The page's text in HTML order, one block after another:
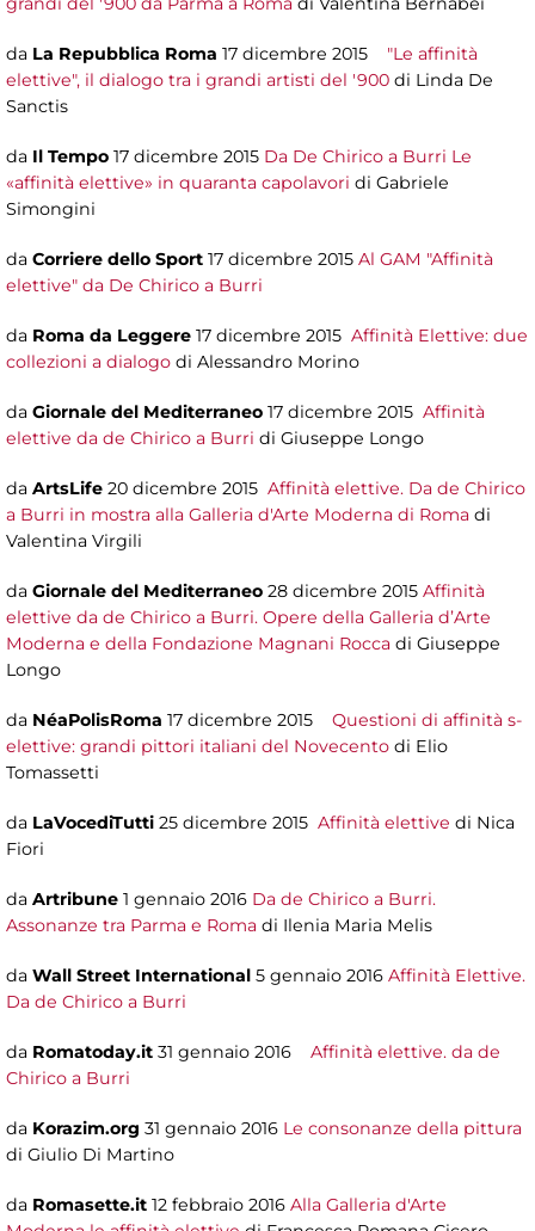
da La Repubblica Roma 17 dicembre 2015
"Le affinità
elettive", il dialogo tra i grandi artisti del '900 di Linda De
Sanctis
da Il Tempo 17 dicembre 2015 Da De Chirico a Burri Le
«affinità elettive» in quaranta capolavori di Gabriele
Simongini
da Corriere dello Sport 17 dicembre 2015 Al GAM "Affinità
elettive" da De Chirico a Burri
da Roma da Leggere 17 dicembre 2015 Affinità Elettive: due
collezioni a dialogo di Alessandro Morino
da Giornale del Mediterraneo 17 dicembre 2015 Affinità
elettive da de Chirico a Burri di Giuseppe Longo
da ArtsLife 20 dicembre 2015 Affinità elettive. Da de Chirico
a Burri in mostra alla Galleria d'Arte Moderna di Roma di
Valentina Virgili
da Giornale del Mediterraneo 28 dicembre 2015 Affinità
elettive da de Chirico a Burri. Opere della Galleria d’Arte
Moderna e della Fondazione Magnani Rocca di Giuseppe
Longo
da NéaPolisRoma 17 dicembre 2015 Questioni di affinità s-
elettive: grandi pittori italiani del Novecento di Elio
Tomassetti
da LaVocediTutti 25 dicembre 2015 Affinità elettive di Nica
Fiori
da Artribune 1 gennaio 2016 Da de Chirico a Burri.
Assonanze tra Parma e Roma di Ilenia Maria Melis
da Wall Street International 5 gennaio 2016 Affinità Elettive.
Da de Chirico a Burri
da Romatoday.it 31 gennaio 2016 Affinità elettive. da de
Chirico a Burri
da Korazim.org 31 gennaio 2016 Le consonanze della pittura
di Giulio Di Martino
da Romasette.it 12 febbraio 2016 Alla Galleria d'Arte